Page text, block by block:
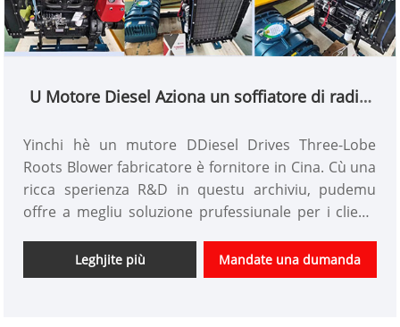
U Motore Diesel Aziona un soffiatore di radici
Yinchi hè un mutore DDiesel Drives Three-Lobe
Roots Blower fabricatore è fornitore in Cina. Cù una
ricca sperienza R&D in questu archiviu, pudemu
offre a megliu soluzione prufessiunale per i clienti
Avemu statu u customize Roots Blower fabbrica in
Cina secondu a dumanda di i clienti.
Leghjite più Mandate una dumanda